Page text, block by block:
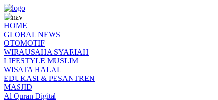
HOME
GLOBAL NEWS
OTOMOTIF
WIRAUSAHA SYARIAH
LIFESTYLE MUSLIM
WISATA HALAL
EDUKASI & PESANTREN
MASJID
Al Quran Digital